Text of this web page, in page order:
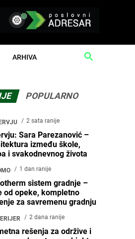
ARHIVA
POPULARNO
2 sata ranije
Sara Parezanović –
između škole,
i svakodnevnog života
1 dan ranije
sistem gradnje –
od opeke, kompletno
za savremenu gradnju
2 dana ranije
rešenja za održive i